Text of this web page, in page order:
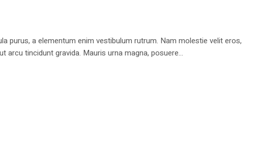
purus, a elementum enim vestibulum rutrum. Nam molestie velit eros,
tincidunt gravida. Mauris urna magna, posuere...